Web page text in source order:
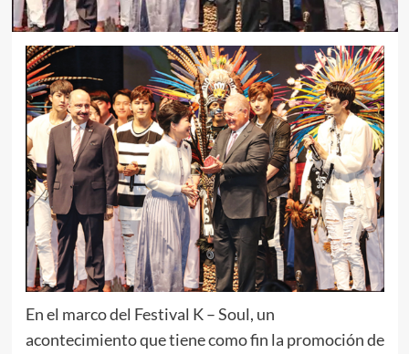
En el marco del Festival K – Soul, un
acontecimiento que tiene como fin la promoción de